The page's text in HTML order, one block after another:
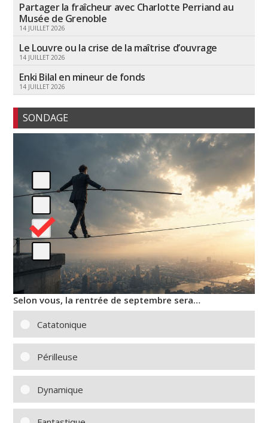
Partager la fraîcheur avec Charlotte Perriand au
Musée de Grenoble
14 JUILLET 2026
Le Louvre ou la crise de la maîtrise d’ouvrage
14 JUILLET 2026
Enki Bilal en mineur de fonds
14 JUILLET 2026
SONDAGE
Selon vous, la rentrée de septembre sera…
Catatonique
Périlleuse
Dynamique